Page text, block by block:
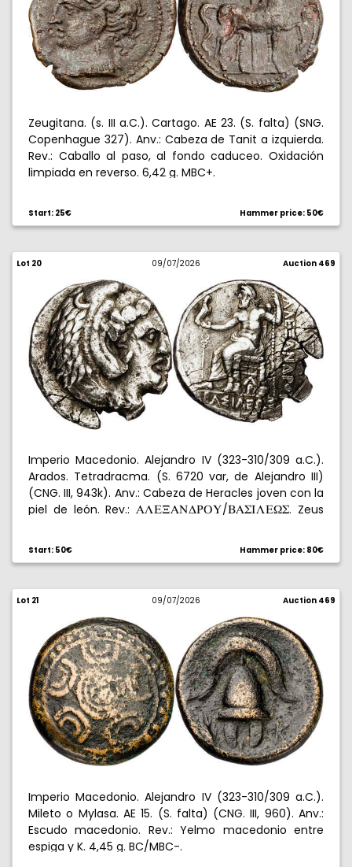
Zeugitana. (s. III a.C.). Cartago. AE 23. (S. falta) (SNG.
Copenhague 327). Anv.: Cabeza de Tanit a izquierda.
Rev.: Caballo al paso, al fondo caduceo. Oxidación
limpiada en reverso. 6,42 g. MBC+.
Start: 25€ Hammer price: 50€
Lot 20 09/07/2026 Auction 469
Imperio Macedonio. Alejandro IV (323-310/309 a.C.).
Arados. Tetradracma. (S. 6720 var, de Alejandro III)
(CNG. III, 943k). Anv.: Cabeza de Heracles joven con la
piel de león. Rev.:ALE@ANDUPY/BAWILE[W. Zeus
delante caduceo, bajo el trono
. Acuñada bajo
Laomedonte de Mytilene. Grietas y roturas por
Start: 50€ Hammer price: 80€
Lot 21 09/07/2026 Auction 469
Imperio Macedonio. Alejandro IV (323-310/309 a.C.).
Mileto o Mylasa. AE 15. (S. falta) (CNG. III, 960). Anv.:
Escudo macedonio. Rev.: Yelmo macedonio entre
espiga y K. 4,45 g. BC/MBC-.